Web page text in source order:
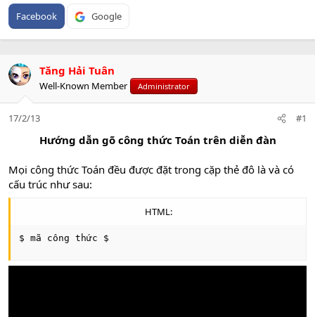
Facebook Google
Tăng Hải Tuân
Well-Known Member Administrator
17/2/13 #1
Hướng dẫn gõ công thức Toán trên diễn đàn
Mọi công thức Toán đều được đặt trong cặp thẻ đô là và có
cấu trúc như sau:
HTML:
$ mã công thức $